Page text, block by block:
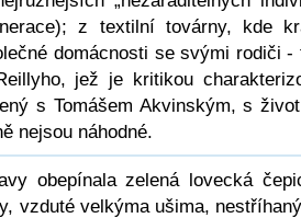
z textilní továrny, kde
domácnosti se svými rodiči -
jež je kritikou
s Tomášem Akvinským, s
nejsou náhodné.
obepínala zelená lovecká
vzduté velkýma ušima,